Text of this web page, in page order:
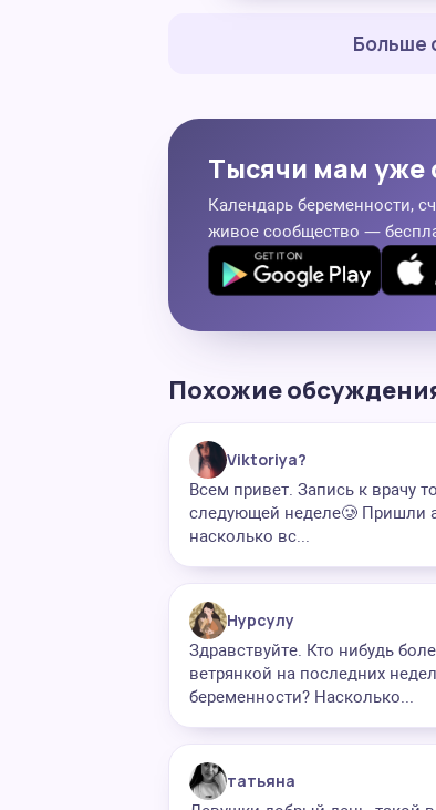
Больше
Тысячи мам уже
Календарь беременности,
живое сообщество —
Похожие
Viktoriya?
Всем привет. Запись к врачу
следующей неделе🥲 Пришли
насколько вс...
Нурсулу
Здравствуйте. Кто нибудь
ветрянкой на последних
беременности? Насколько...
татьяна